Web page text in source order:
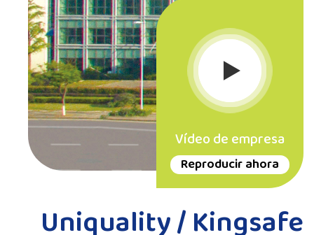
Vídeo de empresa
Reproducir ahora
Uniquality / Kingsafe